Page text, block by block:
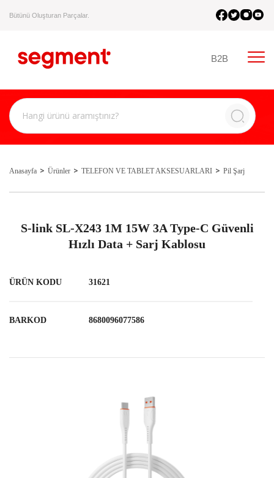
Bütünü Oluşturan Parçalar.
B2B
Anasayfa Ürünler TELEFON VE TABLET AKSESUARLARI Pil Şarj
S-link SL-X243 1M 15W 3A Type-C Güvenli
Hızlı Data + Sarj Kablosu
ÜRÜN KODU 31621
BARKOD 8680096077586